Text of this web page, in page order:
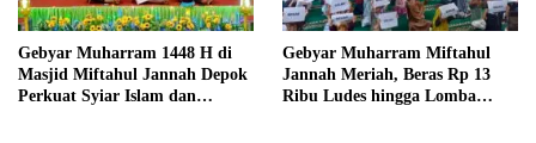
Gebyar Muharram 1448 H di
Masjid Miftahul Jannah Depok
Perkuat Syiar Islam dan
Gebyar Muharram Miftahul
Jannah Meriah, Beras Rp 13
Ribu Ludes hingga Lomba